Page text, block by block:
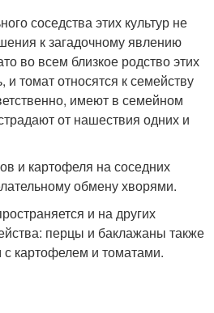
соседства этих культур не
к загадочному явлению
во всем близкое родство этих
и томат относятся к семейству
имеют в семейном
от нашествия одних и
и картофеля на соседних
обмену хворями.
и на других
перцы и баклажаны также
с картофелем и томатами.